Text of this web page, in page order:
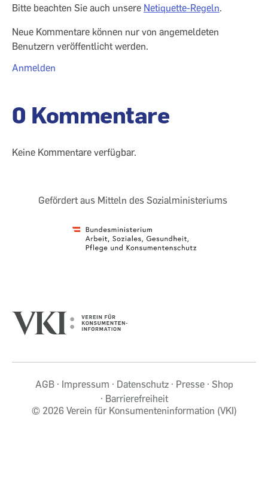
Bitte beachten Sie auch unsere Netiquette-Regeln.
Neue Kommentare können nur von angemeldeten
Benutzern veröffentlicht werden.
Anmelden
0 Kommentare
Keine Kommentare verfügbar.
Gefördert aus Mitteln des Sozialministeriums
AGB Impressum Datenschutz Presse
Shop
Barrierefreiheit
© 2026 Verein für Konsumenteninformation (VKI)